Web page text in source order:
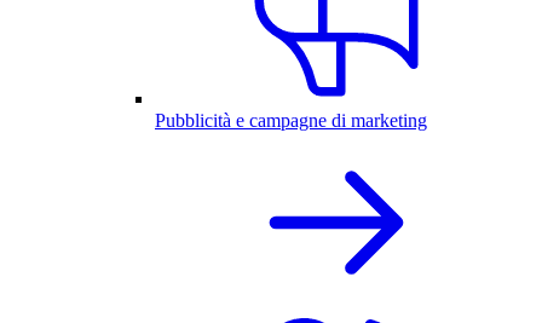
Pubblicità e campagne di marketing